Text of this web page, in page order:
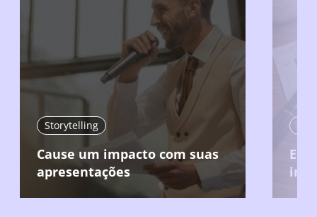
Storytelling
Cause um impacto com suas
apresentações